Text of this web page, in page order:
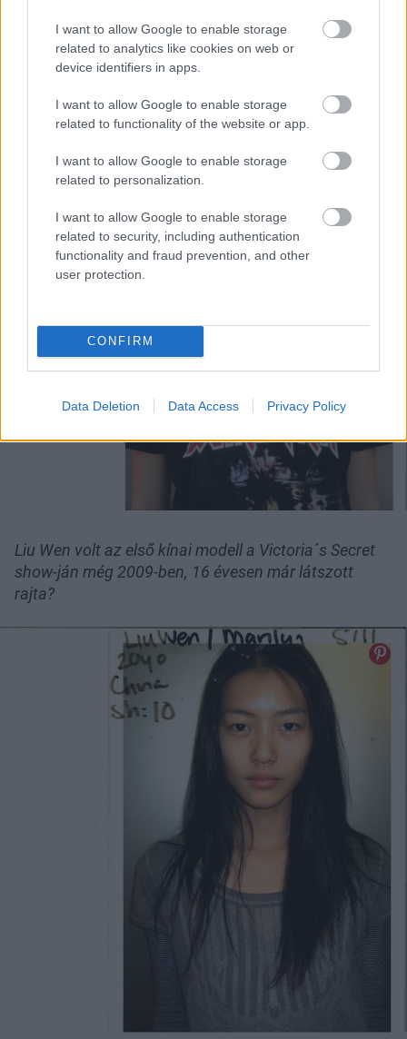
I want to allow Google to enable storage
related to analytics like cookies on web or
device identifiers in apps.
I want to allow Google to enable storage
related to functionality of the website or app.
I want to allow Google to enable storage
related to personalization.
I want to allow Google to enable storage
related to security, including authentication
functionality and fraud prevention, and other
user protection.
CONFIRM
Data Deletion Data Access Privacy Policy
Kendall Jenner első polaroidfotója alapján nem
gondoltad volna, hogy ma ő lesz az első számú
topmodell:
Liu Wen volt az első kínai modell a Victoria´s Secret
show-ján még 2009-ben, 16 évesen már látszott
rajta?